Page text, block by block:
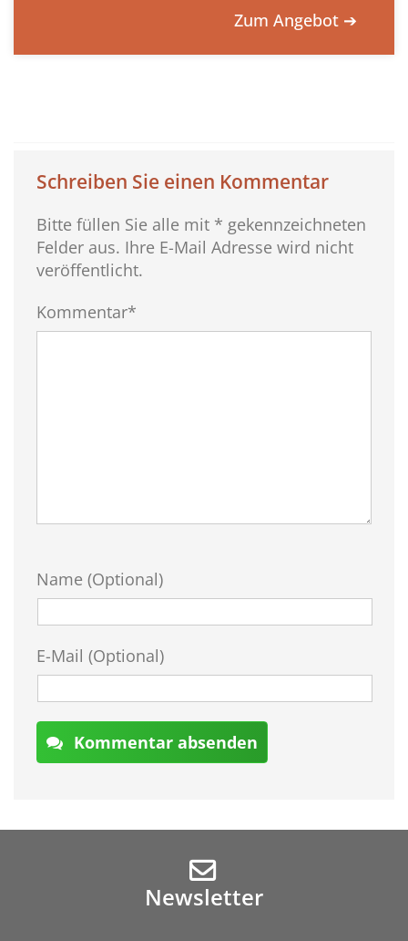
Zum Angebot ➔
Schreiben Sie einen Kommentar
Bitte füllen Sie alle mit * gekennzeichneten
Felder aus. Ihre E-Mail Adresse wird nicht
veröffentlicht.
Kommentar*
Name (Optional)
E-Mail (Optional)
Kommentar absenden
Newsletter